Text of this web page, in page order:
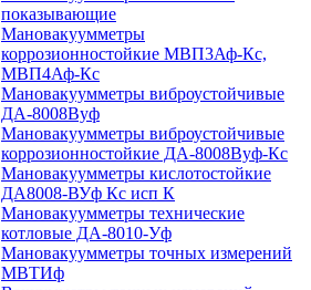
показывающие
Мановакуумметры
коррозионностойкие МВП3Аф-Кс,
МВП4Аф-Кс
Мановакуумметры виброустойчивые
ДА-8008Вуф
Мановакуумметры виброустойчивые
коррозионностойкие ДА-8008Вуф-Кс
Мановакуумметры кислотостойкие
ДА8008-ВУф Кс исп К
Мановакуумметры технические
котловые ДА-8010-Уф
Мановакуумметры точных измерений
МВТИф